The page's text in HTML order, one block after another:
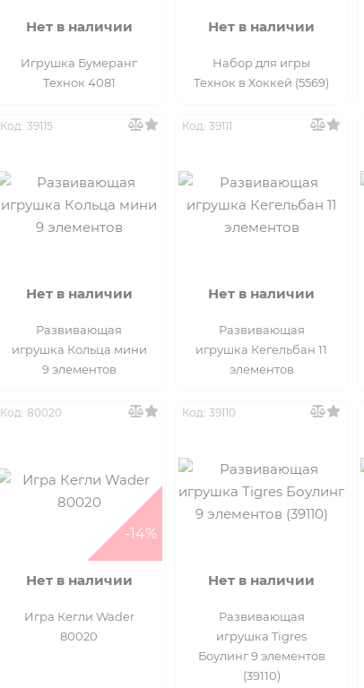
Нет в наличии
Игрушка Бумеранг
Технок 4081
Нет в наличии
Набор для игры
Технок в Хоккей (5569)
Код: 39115
Нет в наличии
Развивающая
игрушка Кольца мини
9 элементов
Код: 39111
Нет в наличии
Развивающая
игрушка Кегельбан 11
элементов
Код: 80020
-14%
Нет в наличии
Игра Кегли Wader
80020
Код: 39110
Нет в наличии
Развивающая
игрушка Tigres
Боулинг 9 элементов
(39110)